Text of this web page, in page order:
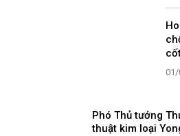
01/
Phó Thủ tướng
thuật kim loại